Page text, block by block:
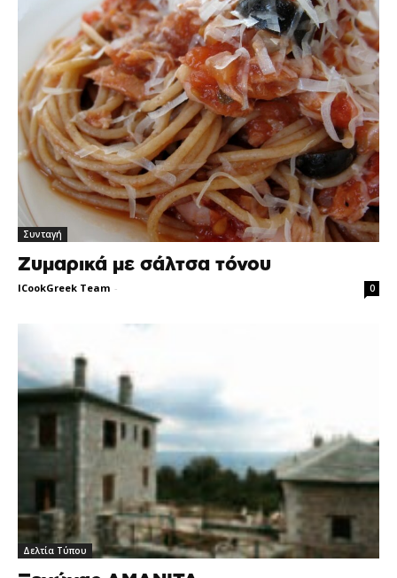
Συνταγή
Ζυμαρικά με σάλτσα τόνου
ICookGreek Team - 0
Δελτία Τύπου